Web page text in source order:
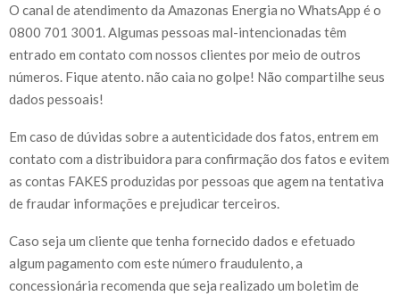
O canal de atendimento da Amazonas Energia no WhatsApp é o
0800 701 3001. Algumas pessoas mal-intencionadas têm
entrado em contato com nossos clientes por meio de outros
números. Fique atento. não caia no golpe! Não compartilhe seus
dados pessoais!
Em caso de dúvidas sobre a autenticidade dos fatos, entrem em
contato com a distribuidora para confirmação dos fatos e evitem
as contas FAKES produzidas por pessoas que agem na tentativa
de fraudar informações e prejudicar terceiros.
Caso seja um cliente que tenha fornecido dados e efetuado
algum pagamento com este número fraudulento, a
concessionária recomenda que seja realizado um boletim de